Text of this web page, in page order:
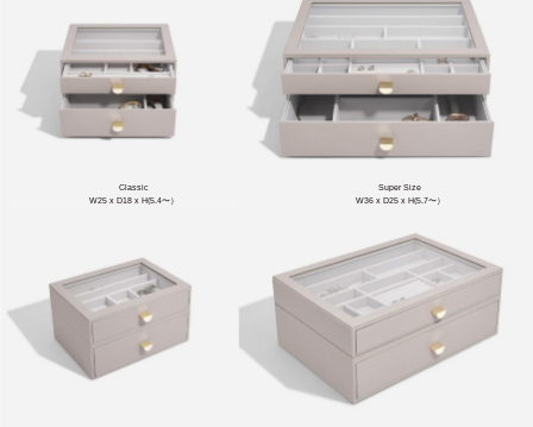
Classic
W25 x D18 x H(5.4〜）
Super Size
W36 x D25 x H(5.7〜）